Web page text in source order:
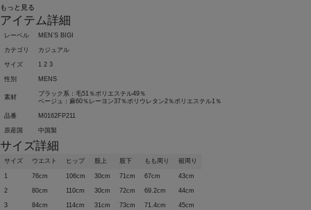
もっと見る
アイテム詳細
レーベル MEN’S BIGI
カテゴリ カジュアル
サイズ 1 2 3
性別 MENS
素材
ブラック系：毛51％ポリエステル49％
ベージュ：麻60％レーヨン37％ポリウレタン2％ポリエステル1％
品番 M0162FP211
原産国 中国製
サイズ詳細
サイズ ウエスト ヒップ 股上 股下 もも周り 裾周り
1 76cm 106cm 30cm 71cm 67cm 43cm
2 80cm 110cm 30cm 72cm 69.2cm 44cm
3 84cm 114cm 31cm 73cm 71.4cm 45cm